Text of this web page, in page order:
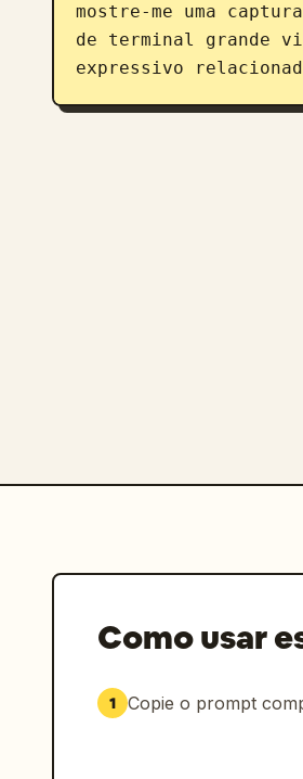
mostre-me uma
de terminal grande
expressivo
Como usar
1 Copie o prompt